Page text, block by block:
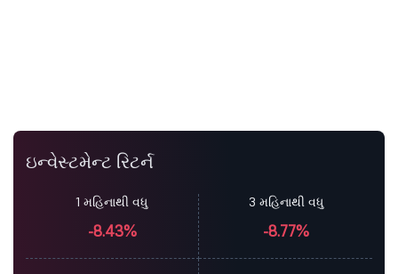
ઇન્વેસ્ટમેન્ટ રિટર્ન
1 મહિનાથી વધુ
-8.43%
3 મહિનાથી વધુ
-8.77%